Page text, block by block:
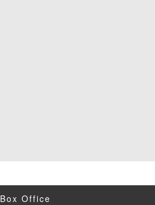
Box Office